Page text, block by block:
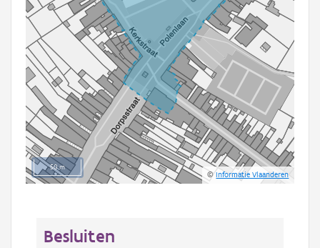
50 m
©Informatie Vlaanderen
Besluiten